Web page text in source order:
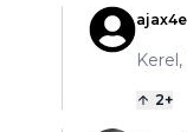
2+